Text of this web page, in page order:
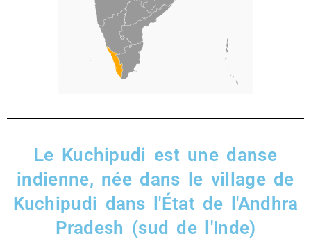
Le Kuchipudi est une danse
indienne, née dans le village de
Kuchipudi dans l'État de l'Andhra
Pradesh (sud de l'Inde)